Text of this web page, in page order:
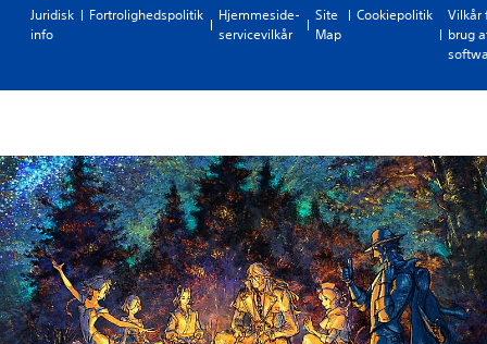
Juridisk
info
Fortrolighedspolitik
Hjemmeside-
servicevilkår
Site
Map
Cookiepolitik
Vilkår
brug